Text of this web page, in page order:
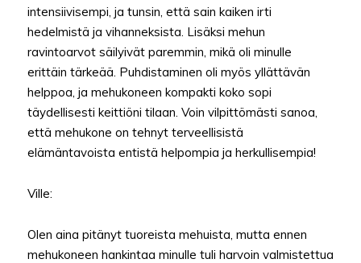
intensiivisempi, ja tunsin, että sain kaiken irti
hedelmistä ja vihanneksista. Lisäksi mehun
ravintoarvot säilyivät paremmin, mikä oli minulle
erittäin tärkeää. Puhdistaminen oli myös yllättävän
helppoa, ja mehukoneen kompakti koko sopi
täydellisesti keittiöni tilaan. Voin vilpittömästi sanoa,
että mehukone on tehnyt terveellisistä
elämäntavoista entistä helpompia ja herkullisempia!
Ville:
Olen aina pitänyt tuoreista mehuista, mutta ennen
mehukoneen hankintaa minulle tuli harvoin valmistettua